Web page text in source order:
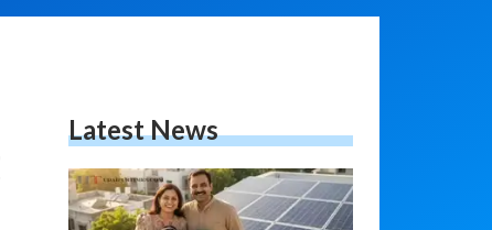
Latest News